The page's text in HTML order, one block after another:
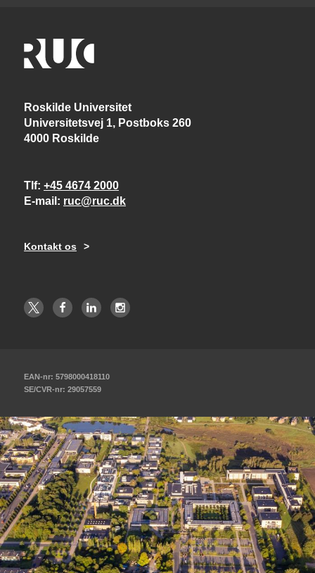
Roskilde Universitet
Universitetsvej 1, Postboks 260
4000 Roskilde
Tlf +45 4674 2000
E-mail
ruc@ruc.dk
Kontakt os
EAN-nr: 5798000418110
SE/CVR-nr: 29057559